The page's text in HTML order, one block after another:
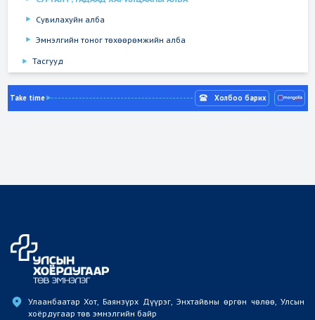
Сувилахуйн алба
Эмнэлгийн тоног төхөөрөмжийн алба
Тасгууд
Take time Холбоо барих
Улаанбаатар Хот, Баянзүрх Дүүрэг, Энхтайвны өргөн чөлөө, Улсын
хоёрдугаар төв эмнэлгийн байр